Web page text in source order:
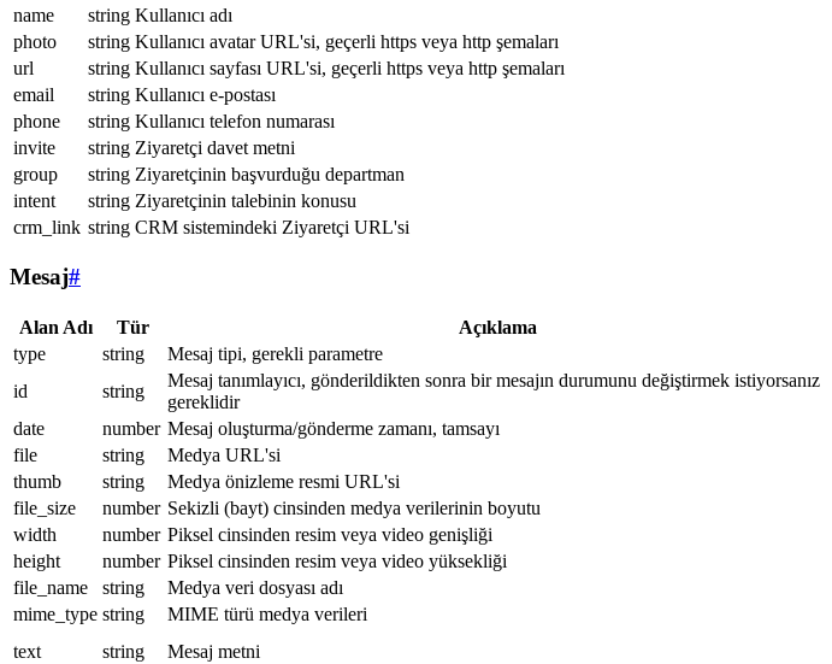
name
string Kullanıcı adı
photo
string Kullanıcı avatar URL'si, geçerli https veya http şemaları
url
string Kullanıcı sayfası URL'si, geçerli https veya http şemaları
email
string Kullanıcı e-postası
phone
string Kullanıcı telefon numarası
invite
string Ziyaretçi davet metni
group
string Ziyaretçinin başvurduğu departman
intent
string Ziyaretçinin talebinin konusu
crm_link string CRM sistemindeki Ziyaretçi URL'si
Mesaj#
Alan Adı Tür Açıklama
type
string Mesaj tipi, gerekli parametre
id
string
Mesaj tanımlayıcı, gönderildikten sonra bir mesajın durumunu değiştirmek istiyorsanız
gereklidir
date
number Mesaj oluşturma/gönderme zamanı, tamsayı
file
string Medya URL'si
thumb
string Medya önizleme resmi URL'si
file_size
number Sekizli (bayt) cinsinden medya verilerinin boyutu
width
number Piksel cinsinden resim veya video genişliği
height
number Piksel cinsinden resim veya video yüksekliği
file_name
string Medya veri dosyası adı
mime_type string MIME türü medya verileri
text
string Mesaj metni